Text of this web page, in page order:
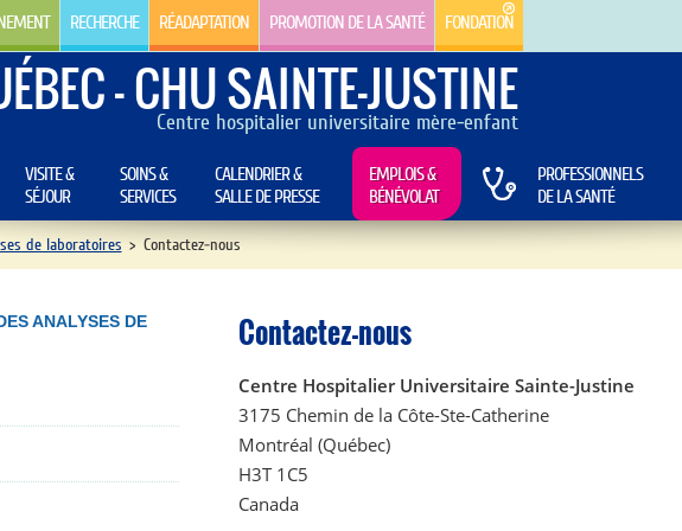
RECHERCHE RÉADAPTATION PROMOTION DE LA SANTÉ FONDATION
- CHU SAINTE-JUSTINE
Centre hospitalier universitaire mère-enfant
VISITE &
SÉJOUR
SOINS &
SERVICES
CALENDRIER &
SALLE DE PRESSE
EMPLOIS &
BÉNÉVOLAT
PROFESSIONNELS
DE LA SANTÉ
de laboratoires > Contactez-nous
ANALYSES DE
Contactez-nous
Centre Hospitalier Universitaire Sainte-Justine
3175 Chemin de la Côte-Ste-Catherine
Montréal (Québec)
H3T 1C5
Canada